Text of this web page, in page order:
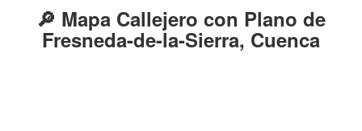
🔎 Mapa Callejero con Plano de
Fresneda-de-la-Sierra, Cuenca